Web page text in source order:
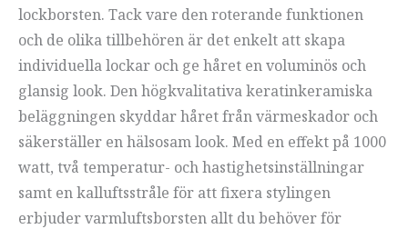
lockborsten. Tack vare den roterande funktionen
och de olika tillbehören är det enkelt att skapa
individuella lockar och ge håret en voluminös och
glansig look. Den högkvalitativa keratinkeramiska
beläggningen skyddar håret från värmeskador och
säkerställer en hälsosam look. Med en effekt på 1000
watt, två temperatur- och hastighetsinställningar
samt en kalluftsstråle för att fixera stylingen
erbjuder varmluftsborsten allt du behöver för